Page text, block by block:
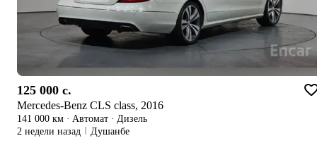
125 000 c.
Mercedes-Benz CLS class, 2016
141 000 км · Автомат · Дизель
2 недели назад
Душанбе